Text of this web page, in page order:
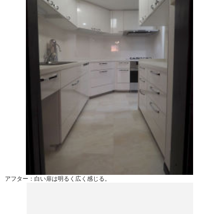
アフター：白い扉は明るく広く感じる。